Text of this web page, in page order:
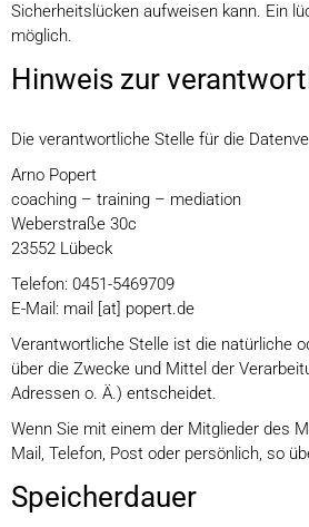
Sicherheitslücken aufweisen kann. Ein
möglich.
Hinweis zur
Die verantwortliche Stelle für die
Arno Popert
coaching – training – mediation
Weberstraße 30c
23552 Lübeck
Telefon: 0451-5469709
E-Mail: mail [at] popert.de
Verantwortliche Stelle ist die natürliche
über die Zwecke und Mittel der
Adressen o. Ä.) entscheidet.
Wenn Sie mit einem der Mitglieder des
Mail, Telefon, Post oder persönlich, so
Speicherdauer